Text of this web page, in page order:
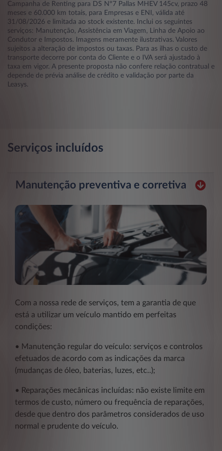
Campanha de Renting para DS Nº7 Pallas MHEV 145cv, prazo 48
meses e 60.000 km totais, para Empresas e ENI, válida até
31/08/2026 e limitada ao stock existente. Inclui os seguintes
serviços: Manutenção, Assistência em Viagem, Linha de Apoio ao
Condutor e Impostos. Imagens meramente ilustrativas. Valores
sujeitos a alteração de impostos ou taxas. Para as ilhas o custo de
transporte decorre por conta do Cliente e o IVA será ajustado à
taxa em vigor. A presente proposta não confere relação contratual e
depende de prévia análise de crédito e validação por parte da
Leasys.
Serviços incluídos
Manutenção preventiva e corretiva
Com a nossa rede de serviços, tem a garantia de que
está a utilizar um veículo mantido em perfeitas
condições:
• Manutenção regular do veículo: serviços e controlos
efetuados de acordo com as indicações da marca
(mudanças de óleo, baterias, luzes, etc..);
• Reparações mecânicas incluídas: não existe limite em
termos de custo, número ou frequência de reparações,
desde que dentro dos parâmetros considerados de uso
normal e prudente do veículo.